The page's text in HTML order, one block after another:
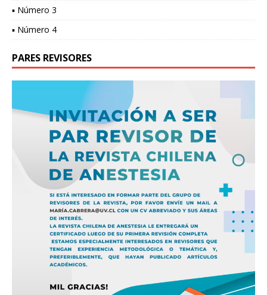
▪ Número 3
▪ Número 4
PARES REVISORES